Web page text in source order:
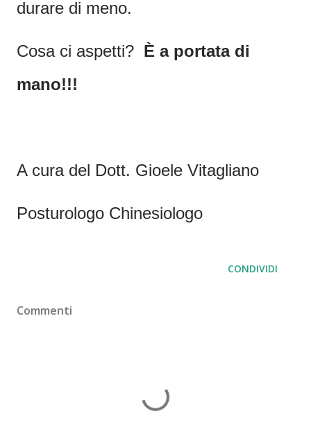
durare di meno.
Cosa ci aspetti? È a portata di
mano!!!
A cura del Dott. Gioele Vitagliano
Posturologo Chinesiologo
CONDIVIDI
Commenti